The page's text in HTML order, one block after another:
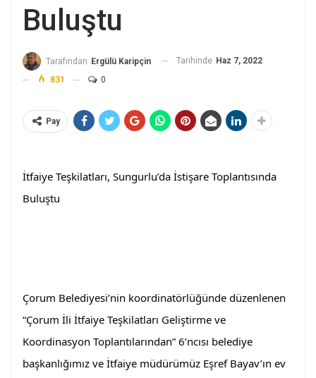
Buluştu
Tarafından Ergülü Karipçin Tarihinde Haz 7, 2022
831
0
Pay
İtfaiye Teşkilatları, Sungurlu’da İstişare Toplantısında
Buluştu
Çorum Belediyesi’nin koordinatörlüğünde düzenlenen
“Çorum İli İtfaiye Teşkilatları Geliştirme ve
Koordinasyon Toplantılarından” 6’ncısı belediye
başkanlığımız ve İtfaiye müdürümüz Eşref Bayav’ın ev